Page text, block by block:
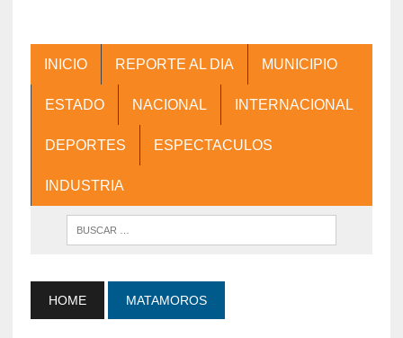
INICIO REPORTE AL DIA MUNICIPIO
ESTADO NACIONAL INTERNACIONAL
DEPORTES ESPECTACULOS
INDUSTRIA
HOME MATAMOROS